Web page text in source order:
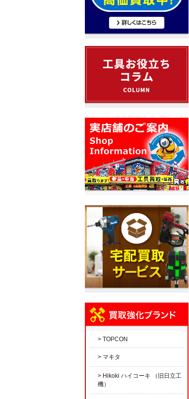
TOPCON
マキタ
Hikoki ハイコーキ （旧日立工
機）